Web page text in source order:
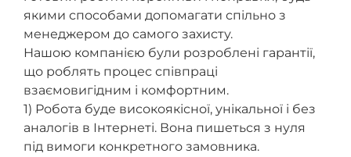
якими способами допомагати спільно з
менеджером до самого захисту.
Нашою компанією були розроблені гарантії,
що роблять процес співпраці
взаємовигідним і комфортним.
1) Робота буде високоякісної, унікальної і без
аналогів в Інтернеті. Вона пишеться з нуля
під вимоги конкретного замовника.